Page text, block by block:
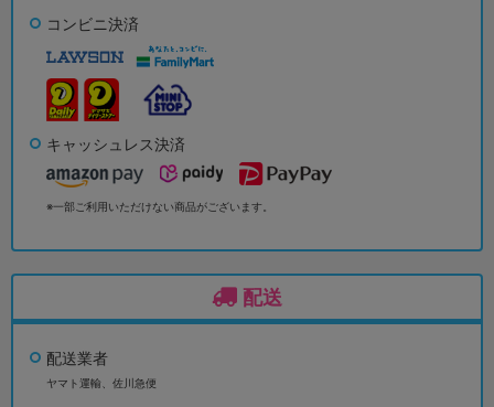
コンビニ決済
キャッシュレス決済
※一部ご利用いただけない商品がございます。
配送
配送業者
ヤマト運輸、佐川急便